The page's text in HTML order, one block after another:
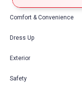
Comfort & Convenience
Dress Up
Exterior
Safety